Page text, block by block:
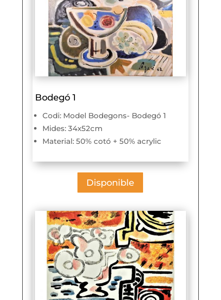
Bodegó 1
Codi: Model Bodegons- Bodegó 1
Mides: 34x52cm
Material: 50% cotó + 50% acrylic
Disponible